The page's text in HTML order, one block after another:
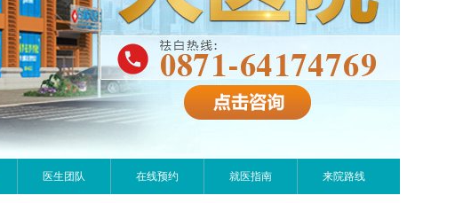
医生团队 在线预约 就医指南 来院路线